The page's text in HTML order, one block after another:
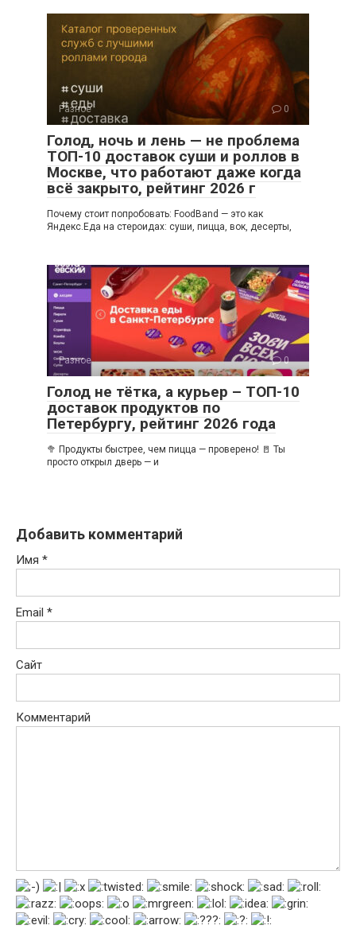
Разное 0
Голод, ночь и лень — не проблема
ТОП-10 доставок суши и роллов в
Москве, что работают даже когда
всё закрыто, рейтинг 2026 г
Почему стоит попробовать: FoodBand — это как
Яндекс.Еда на стероидах: суши, пицца, вок, десерты,
Разное 0
Голод не тётка, а курьер – ТОП-10
доставок продуктов по
Петербургу, рейтинг 2026 года
🥦 Продукты быстрее, чем пицца — проверено! 🚪 Ты
просто открыл дверь — и
Добавить комментарий
Имя *
Email *
Сайт
Комментарий